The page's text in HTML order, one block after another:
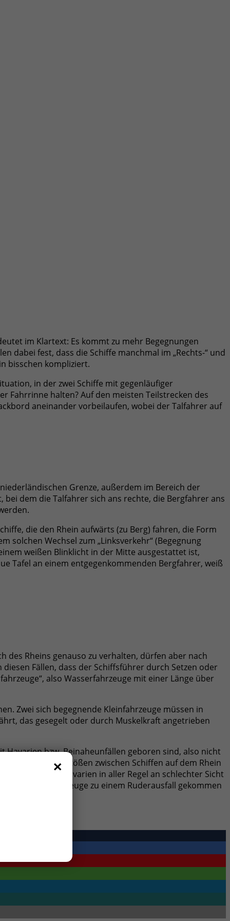
im Klartext: Es kommt zu mehr Begegnungen
dabei fest, dass die Schiffe manchmal im „Rechts-“ und
bisschen kompliziert.
in der zwei Schiffe mit gegenläufiger
Fahrrinne halten? Auf den meisten Teilstrecken des
aneinander vorbeilaufen, wobei der Talfahrer auf
Grenze, außerdem im Bereich der
dem die Talfahrer sich ans rechte, die Bergfahrer ans
die den Rhein aufwärts (zu Berg) fahren, die Form
solchen Wechsel zum „Linksverkehr“ (Begegnung
weißen Blinklicht in der Mitte ausgestattet ist,
Tafel an einem entgegenkommenden Bergfahrer, weiß
des Rheins genauso zu verhalten, dürfen aber nach
Fällen, dass der Schiffsführer durch Setzen oder
also Wasserfahrzeuge mit einer Länge über
Zwei sich begegnende Kleinfahrzeuge müssen in
das gesegelt oder durch Muskelkraft angetrieben
Havarien bzw. Beinaheunfällen geboren sind, also nicht
zu Zusammenstößen zwischen Schiffen auf dem Rhein
lag es bei Havarien in aller Regel an schlechter Sicht
der Fahrzeuge zu einem Ruderausfall gekommen
×